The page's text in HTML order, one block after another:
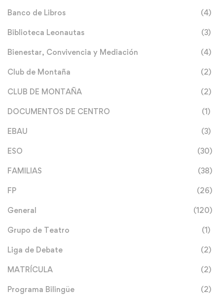
Banco de Libros (4)
Biblioteca Leonautas (3)
Bienestar, Convivencia y Mediación (4)
Club de Montaña (2)
CLUB DE MONTAÑA (2)
DOCUMENTOS DE CENTRO (1)
EBAU (3)
ESO (30)
FAMILIAS (38)
FP (26)
General (120)
Grupo de Teatro (1)
Liga de Debate (2)
MATRÍCULA (2)
Programa Bilingüe (2)